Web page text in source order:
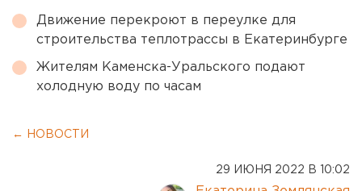
Движение перекроют в переулке для
строительства теплотрассы в Екатеринбурге
Жителям Каменска-Уральского подают
холодную воду по часам
← НОВОСТИ
29 ИЮНЯ 2022 В 10:02